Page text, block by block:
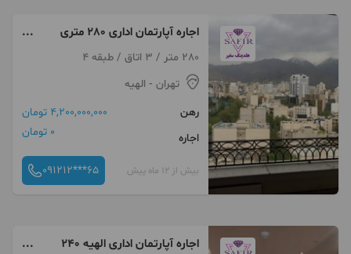
اجاره آپارتمان اداری 280 متری
الهیه مخصوص تمامی مشاغل
280 متر / 3 اتاق / طبقه 4
تهران - الهیه
رهن
4,200,000,000 تومان
اجاره
0 تومان
بیش از 12 ماه پیش 091212***65
اجاره آپارتمان اداری الهیه 240